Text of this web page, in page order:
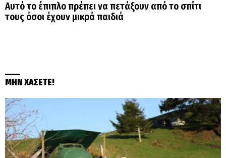
Αυτό το έπιπλο πρέπει να πετάξουν από το σπίτι
τους όσοι έχουν μικρά παιδιά
ΜΗΝ ΧΑΣΕΤΕ!